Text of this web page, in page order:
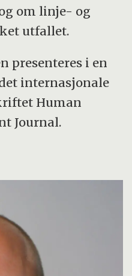
om linje- og
utfallet.
presenteres i en
internasjonale
Human
Journal.